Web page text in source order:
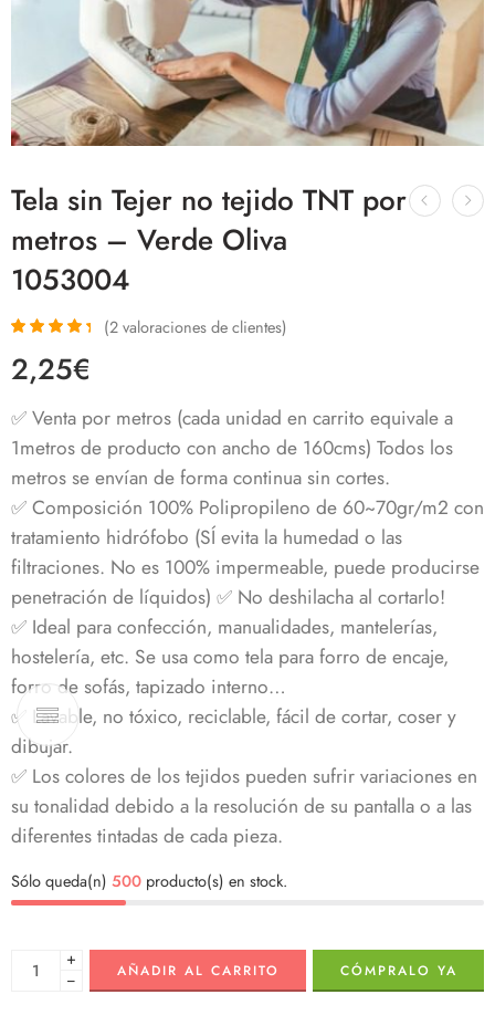
Tela sin Tejer no tejido TNT por
metros – Verde Oliva
1053004
con 4.50de
5 en base a
de clientes
(2valoraciones de clientes)
2,25€
✅ Venta por metros (cada unidad en carrito equivale a
1metros de producto con ancho de 160cms) Todos los
metros se envían de forma continua sin cortes.
✅ Composición 100% Polipropileno de 60~70gr/m2 con
tratamiento hidrófobo (SÍ evita la humedad o las
filtraciones. No es 100% impermeable, puede producirse
penetración de líquidos) ✅ No deshilacha al cortarlo!
✅ Ideal para confección, manualidades, mantelerías,
hostelería, etc. Se usa como tela para forro de encaje,
forro de sofás, tapizado interno…
✅ Lavable, no tóxico, reciclable, fácil de cortar, coser y
dibujar.
✅ Los colores de los tejidos pueden sufrir variaciones en
su tonalidad debido a la resolución de su pantalla o a las
diferentes tintadas de cada pieza.
Sólo queda(n) 500 producto(s) en stock.
+
−
AÑADIR AL CARRITO CÓMPRALO YA